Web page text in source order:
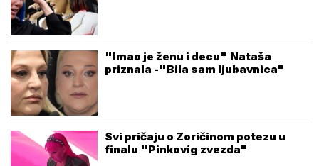
"Imao je ženu i decu" Nataša
priznala -"Bila sam ljubavnica"
Svi pričaju o Zoričinom potezu u
finalu "Pinkovig zvezda"